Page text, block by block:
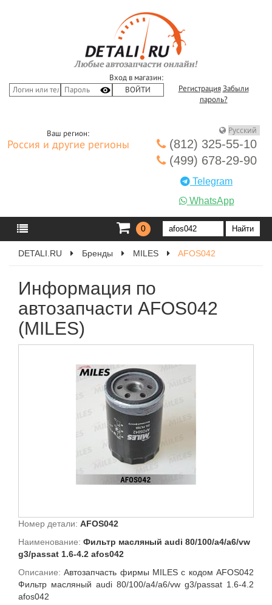
Вход в магазин:
Регистрация Забыли
пароль?
Ваш регион:
Россия и другие регионы
(812) 325-55-10
(499) 678-29-90
Telegram
WhatsApp
0
DETALI.RU Бренды MILES AFOS042
Информация по
автозапчасти AFOS042
(MILES)
Номер детали: AFOS042
Наименование: Фильтр масляный audi 80/100/a4/a6/vw
g3/passat 1.6-4.2 afos042
Описание:Автозапчасть фирмы MILES с кодом AFOS042
Фильтр масляный audi 80/100/a4/a6/vw g3/passat 1.6-4.2
afos042